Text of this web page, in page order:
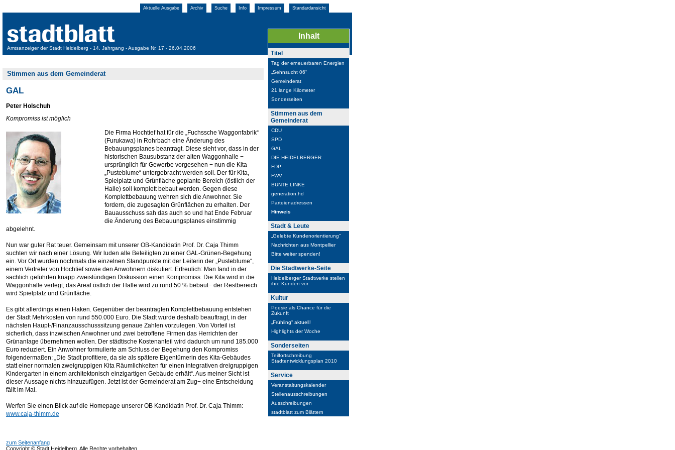
Aktuelle Ausgabe Archiv Suche Info Impressum Standardansicht
Amtsanzeiger der Stadt Heidelberg - 14. Jahrgang - Ausgabe Nr. 17 - 26.04.2006
Stimmen aus dem Gemeinderat
GAL
Peter Holschuh
Kompromiss ist möglich
Die Firma Hochtief hat für die „Fuchssche Waggonfabrik“
(Furukawa) in Rohrbach eine Änderung des
Bebauungsplanes beantragt. Diese sieht vor, dass in der
historischen Bausubstanz der alten Waggonhalle −
ursprünglich für Gewerbe vorgesehen − nun die Kita
„Pusteblume“ untergebracht werden soll. Der für Kita,
Spielplatz und Grünfläche geplante Bereich (östlich der
Halle) soll komplett bebaut werden. Gegen diese
Komplettbebauung wehren sich die Anwohner. Sie
fordern, die zugesagten Grünflächen zu erhalten. Der
Bauausschuss sah das auch so und hat Ende Februar
die Änderung des Bebauungsplanes einstimmig
abgelehnt.
Nun war guter Rat teuer. Gemeinsam mit unserer OB-Kandidatin Prof. Dr. Caja Thimm
suchten wir nach einer Lösung. Wir luden alle Beteiligten zu einer GAL-Grünen-Begehung
ein. Vor Ort wurden nochmals die einzelnen Standpunkte mit der Leiterin der „Pusteblume“,
einem Vertreter von Hochtief sowie den Anwohnern diskutiert. Erfreulich: Man fand in der
sachlich geführten knapp zweistündigen Diskussion einen Kompromiss. Die Kita wird in die
Waggonhalle verlegt; das Areal östlich der Halle wird zu rund 50 % bebaut− der Restbereich
wird Spielplatz und Grünfläche.
Es gibt allerdings einen Haken. Gegenüber der beantragten Komplettbebauung entstehen
der Stadt Mehrkosten von rund 550.000 Euro. Die Stadt wurde deshalb beauftragt, in der
nächsten Haupt-/Finanzausschusssitzung genaue Zahlen vorzulegen. Von Vorteil ist
sicherlich, dass inzwischen Anwohner und zwei betroffene Firmen das Herrichten der
Grünanlage übernehmen wollen. Der städtische Kostenanteil wird dadurch um rund 185.000
Euro reduziert. Ein Anwohner formulierte am Schluss der Begehung den Kompromiss
folgendermaßen: „Die Stadt profitiere, da sie als spätere Eigentümerin des Kita-Gebäudes
statt einer normalen zweigruppigen Kita Räumlichkeiten für einen integrativen dreigruppigen
Kindergarten in einem architektonisch einzigartigen Gebäude erhält“. Aus meiner Sicht ist
dieser Aussage nichts hinzuzufügen. Jetzt ist der Gemeinderat am Zug− eine Entscheidung
fällt im Mai.
Werfen Sie einen Blick auf die Homepage unserer OB Kandidatin Prof. Dr. Caja Thimm:
www.caja-thimm.de
Inhalt
Titel
Tag der erneuerbaren Energien
„Sehnsucht 06“
Gemeinderat
21 lange Kilometer
Sonderseiten
Stimmen aus dem
Gemeinderat
CDU
SPD
GAL
DIE HEIDELBERGER
FDP
FWV
BUNTE LINKE
generation.hd
Parteienadressen
Hinweis
Stadt & Leute
„Gelebte Kundenorientierung“
Nachrichten aus Montpellier
Bitte weiter spenden!
Die Stadtwerke-Seite
Heidelberger Stadtwerke stellen
ihre Kunden vor
Kultur
Poesie als Chance für die
Zukunft
„Frühling“ aktuell!
Highlights der Woche
Sonderseiten
Teilfortschreibung
Stadtentwicklungsplan 2010
Service
Veranstaltungskalender
Stellenausschreibungen
Ausschreibungen
stadtblatt zum Blättern
zum Seitenanfang
Copyright © Stadt Heidelberg, Alle Rechte vorbehalten